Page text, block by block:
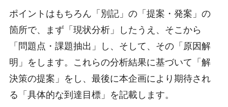
ポイントはもちろん「別記」の「提案・発案」の
箇所で、まず「現状分析」したうえ、そこから
「問題点・課題抽出」し、そして、その「原因解
明」をします。これらの分析結果に基づいて「解
決策の提案」をし、最後に本企画により期待され
る「具体的な到達目標」を記載します。